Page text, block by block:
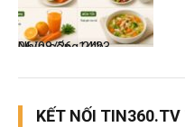
Nhịp sống 24h
06/08/26, 14:23
KẾT NỐI TIN360.TV